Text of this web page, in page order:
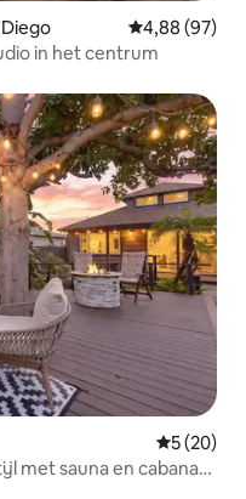
Gemiddelde
4,88 (97)
in het centrum
5 (20)
met sauna en cabana-